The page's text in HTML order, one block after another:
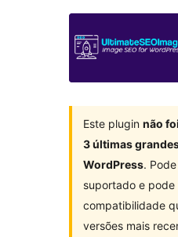
Este plugin não
3 últimas
WordPress.
suportado e
compatibilidade
versões mais